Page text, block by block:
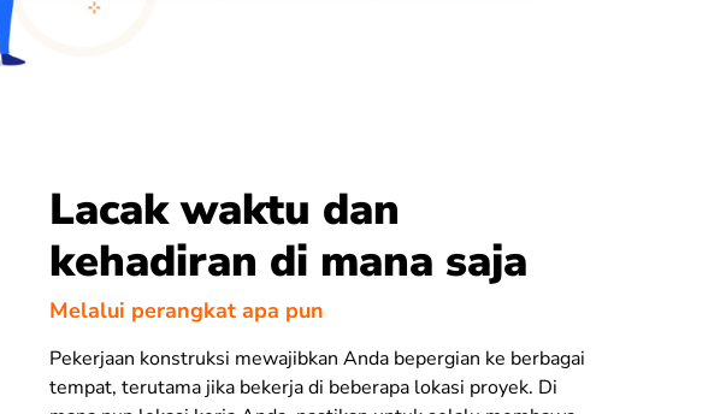
Lacak waktu dan
kehadiran di mana saja
Melalui perangkat apa pun
Pekerjaan konstruksi mewajibkan Anda bepergian ke berbagai
tempat, terutama jika bekerja di beberapa lokasi proyek. Di